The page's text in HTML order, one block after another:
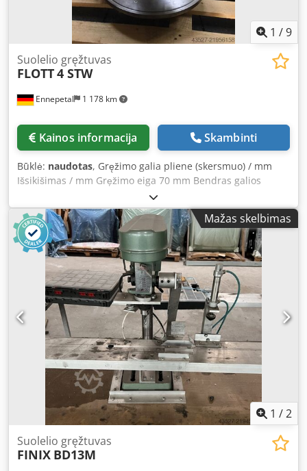
1 /9
Ennepetal 1 178 km
Suolelio gręžtuvas
FLOTT4 STW
Kainos informacija Skambinti
Būklė: naudotas, Gręžimo galia pliene (skersmuo) / mm
Išsikišimas / mm Gręžimo eiga 70 mm Bendras galios
poreikis 0,9 kW Crsdpfx Aey Tbv Tsiqef Stalinis gręžtuvas
su įtaisu Ø40mm
Mažas skelbimas
1 /2
Suolelio gręžtuvas
FINIX BD13M